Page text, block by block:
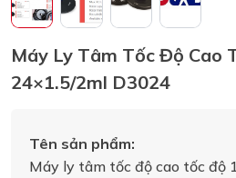
Máy Ly Tâm Tốc Độ Cao
24×1.5/2ml D3024
Tên sản phẩm:
Máy ly tâm tốc độ cao tốc độ